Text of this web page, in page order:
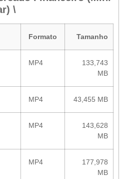
\
Formato Tamanho
MP4
133,743
MB
MP4 43,455 MB
MP4
143,628
MB
MP4
177,978
MB